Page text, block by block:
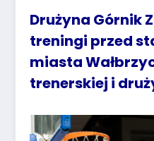
Drużyna Górnik
treningi przed
miasta
trenerskiej i